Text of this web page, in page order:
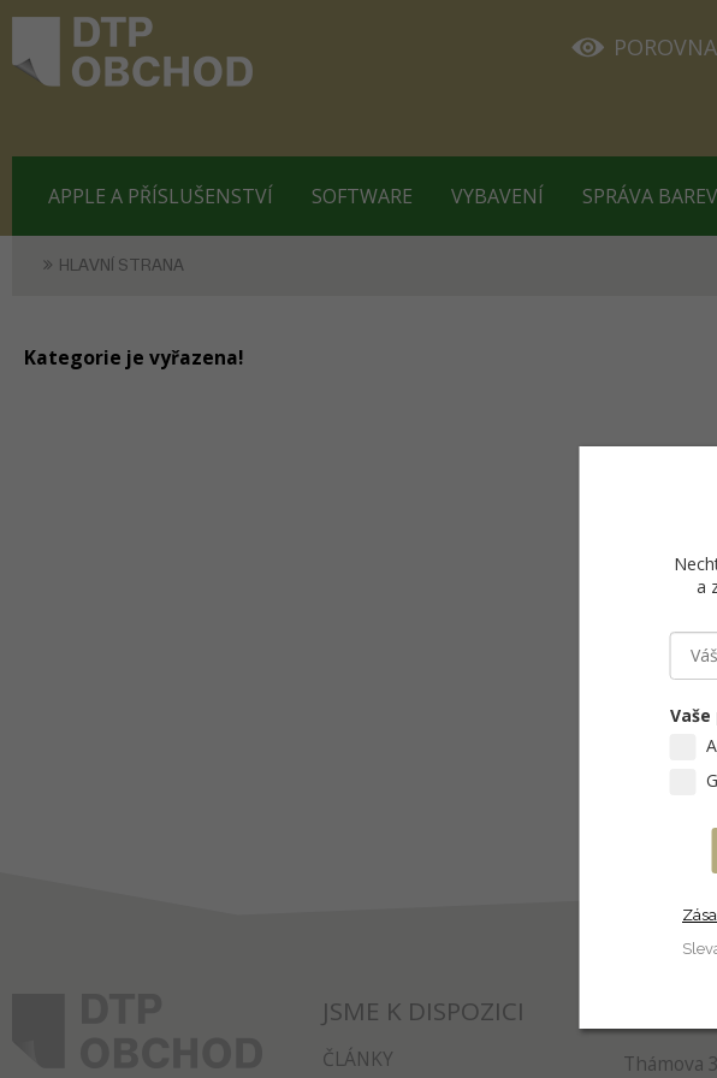
APPLE A PŘÍSLUŠENSTVÍ SOFTWARE VYBAVENÍ SPRÁVA BAREV
HLAVNÍ STRANA
Kategorie je vyřazena!
JSME K DISPOZICI
ČLÁNKY Thámova
a